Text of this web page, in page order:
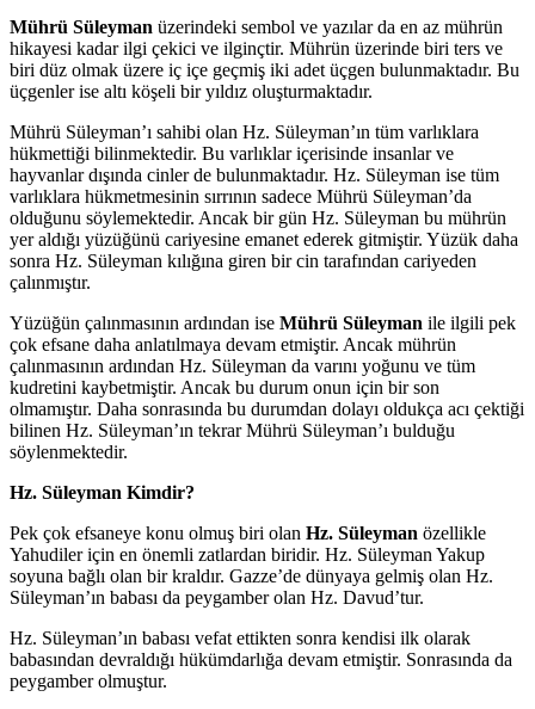
Mührü Süleyman üzerindeki sembol ve yazılar da en az mührün
hikayesi kadar ilgi çekici ve ilginçtir. Mührün üzerinde biri ters ve
biri düz olmak üzere iç içe geçmiş iki adet üçgen bulunmaktadır. Bu
üçgenler ise altı köşeli bir yıldız oluşturmaktadır.
Mührü Süleyman’ı sahibi olan Hz. Süleyman’ın tüm varlıklara
hükmettiği bilinmektedir. Bu varlıklar içerisinde insanlar ve
hayvanlar dışında cinler de bulunmaktadır. Hz. Süleyman ise tüm
varlıklara hükmetmesinin sırrının sadece Mührü Süleyman’da
olduğunu söylemektedir. Ancak bir gün Hz. Süleyman bu mührün
yer aldığı yüzüğünü cariyesine emanet ederek gitmiştir. Yüzük daha
sonra Hz. Süleyman kılığına giren bir cin tarafından cariyeden
çalınmıştır.
Yüzüğün çalınmasının ardından ise Mührü Süleyman ile ilgili pek
çok efsane daha anlatılmaya devam etmiştir. Ancak mührün
çalınmasının ardından Hz. Süleyman da varını yoğunu ve tüm
kudretini kaybetmiştir. Ancak bu durum onun için bir son
olmamıştır. Daha sonrasında bu durumdan dolayı oldukça acı çektiği
bilinen Hz. Süleyman’ın tekrar Mührü Süleyman’ı bulduğu
söylenmektedir.
Hz. Süleyman Kimdir?
Pek çok efsaneye konu olmuş biri olan Hz. Süleyman özellikle
Yahudiler için en önemli zatlardan biridir. Hz. Süleyman Yakup
soyuna bağlı olan bir kraldır. Gazze’de dünyaya gelmiş olan Hz.
Süleyman’ın babası da peygamber olan Hz. Davud’tur.
Hz. Süleyman’ın babası vefat ettikten sonra kendisi ilk olarak
babasından devraldığı hükümdarlığa devam etmiştir. Sonrasında da
peygamber olmuştur.